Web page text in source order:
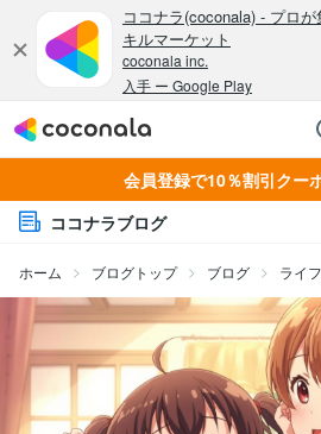
会員登録で10％割引クー
ココナラブログ
ホーム ブログトップ ブログ ライ